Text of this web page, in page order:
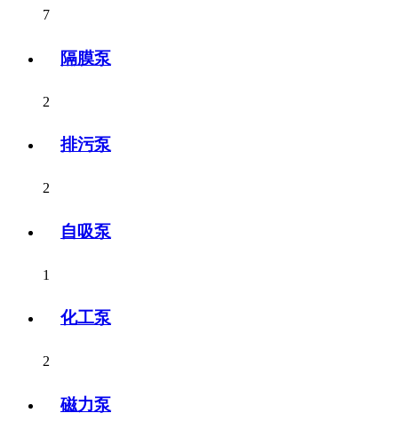
7
隔膜泵
2
排污泵
2
自吸泵
1
化工泵
2
磁力泵